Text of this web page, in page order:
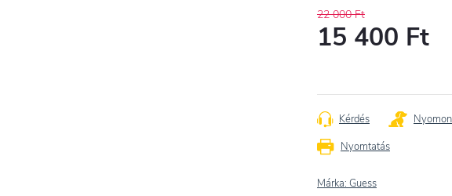
22 000 Ft
15 400 Ft
Nyomtatás
Kérdés
Márka: Guess